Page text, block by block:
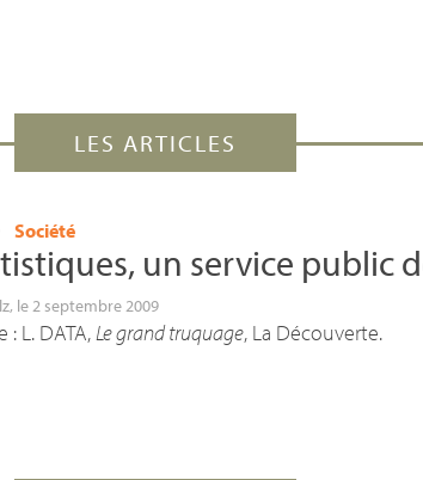
LES ARTICLES
Société
un service public
, le 2 septembre 2009
: L. DATA,Le grand truquage, La Découverte.